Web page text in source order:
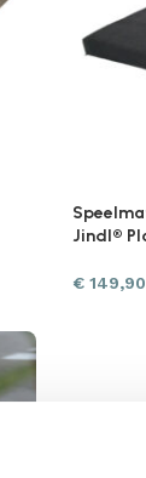
Jindl®
€ 149,90